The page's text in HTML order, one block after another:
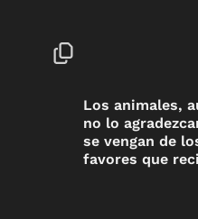
Los animales,
no lo
se vengan de
favores que